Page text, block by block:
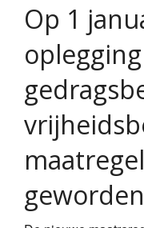
Publicaties
Nieuws
Over ons
Op 1
geworden